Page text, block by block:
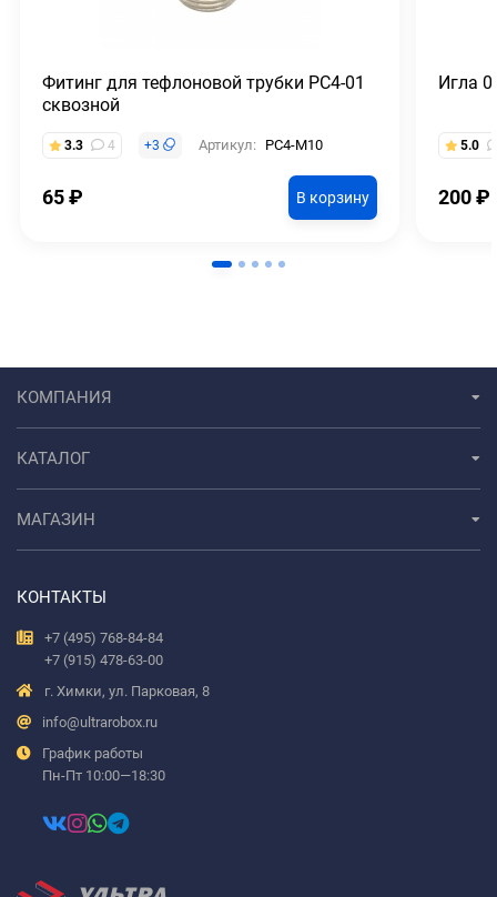
Фитинг для тефлоновой трубки PC4-01
сквозной
3.3 4 +3 Артикул: PC4-M10
65₽ В корзину
Игла
5.0
200₽
КОМПАНИЯ
КАТАЛОГ
МАГАЗИН
КОНТАКТЫ
+7 (495) 768-84-84
+7 (915) 478-63-00
г. Химки, ул. Парковая, 8
info@ultrarobox.ru
График работы
Пн-Пт 10:00—18:30